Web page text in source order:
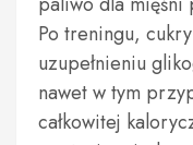
Po treningu,
uzupełnieniu
nawet w tym
całkowitej